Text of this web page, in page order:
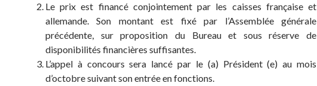
Le prix est financé conjointement par les caisses française et
allemande. Son montant est fixé par l’Assemblée générale
précédente, sur proposition du Bureau et sous réserve de
disponibilités financières suffisantes.
L’appel à concours sera lancé par le (a) Président (e) au mois
d’octobre suivant son entrée en fonctions.